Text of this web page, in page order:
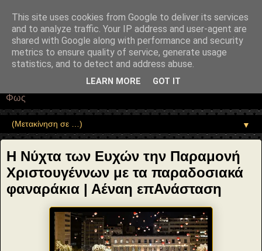
"potentialAction": { "@type": "ReadAction", "target":
"https://www.sophia-ntrekou.gr/2023/12/Christmas-in-AthensThe-
Night-of-Wishes.html" } }
Αέναη επΑνάσταση
• Επιστήμη • Ψυχολογία • Λογοτεχνία • Τέχνες • Θεολογία •
Φιλοσοφία • Στοχασμοί... για τη μνήμη, τον άνθρωπο και το
Φως
▼
Η Νύχτα των Ευχών την Παραμονή
Χριστουγέννων με τα παραδοσιακά
φαναράκια | Αέναη επΑνάσταση
This site uses cookies from Google to deliver its services
and to analyze traffic. Your IP address and user-agent are
shared with Google along with performance and security
metrics to ensure quality of service, generate usage
statistics, and to detect and address abuse.
LEARN MORE GOT IT